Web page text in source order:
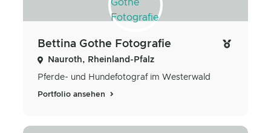
Bettina Gothe Fotografie
Nauroth, Rheinland-Pfalz
Pferde- und Hundefotograf im Westerwald
Portfolio ansehen